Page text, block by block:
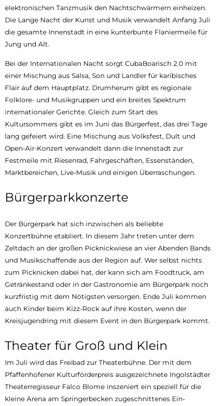
elektronischen Tanzmusik den Nachtschwärmern einheizen.
Die Lange Nacht der Kunst und Musik verwandelt Anfang Juli
die gesamte Innenstadt in eine kunterbunte Flaniermeile für
Jung und Alt.
Bei der Internationalen Nacht sorgt CubaBoarisch 2.0 mit
einer Mischung aus Salsa, Son und Landler für karibisches
Flair auf dem Hauptplatz. Drumherum gibt es regionale
Folklore- und Musikgruppen und ein breites Spektrum
internationaler Gerichte. Gleich zum Start des
Kultursommers gibt es im Juni das Bürgerfest, das drei Tage
lang gefeiert wird. Eine Mischung aus Volksfest, Dult und
Open-Air-Konzert verwandelt dann die Innenstadt zur
Festmeile mit Riesenrad, Fahrgeschäften, Essenständen,
Marktbereichen, Live-Musik und einigen Überraschungen.
Bürgerparkkonzerte
Der Bürgerpark hat sich inzwischen als beliebte
Konzertbühne etabliert. In diesem Jahr treten unter dem
Zeltdach an der großen Picknickwiese an vier Abenden Bands
und Musikschaffende aus der Region auf. Wer selbst nichts
zum Picknicken dabei hat, der kann sich am Foodtruck, am
Getränkestand oder in der Gastronomie am Bürgerpark noch
kurzfristig mit dem Nötigsten versorgen. Ende Juli kommen
auch Kinder beim Kizz-Rock auf ihre Kosten, wenn der
Kreisjugendring mit diesem Event in den Bürgerpark kommt.
Theater für Groß und Klein
Im Juli wird das Freibad zur Theaterbühne. Der mit dem
Pfaffenhofener Kulturförderpreis ausgezeichnete Ingolstädter
Theaterregisseur Falco Blome inszeniert ein speziell für die
kleine Arena am Springerbecken zugeschnittenes Ein-